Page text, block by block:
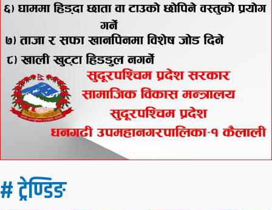
# ट्रेण्डिङ